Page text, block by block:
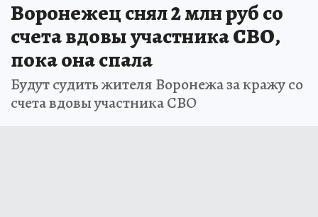
Воронежец снял 2 млн руб со
счета вдовы участника СВО,
пока она спала
Будут судить жителя Воронежа за кражу со
счета вдовы участника СВО